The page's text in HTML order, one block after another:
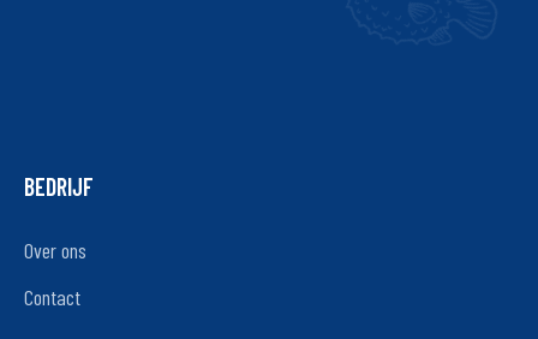
BEDRIJF
Over ons
Contact